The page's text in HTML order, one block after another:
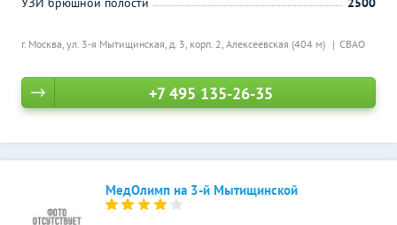
г. Москва, ул. 3-я Мытищинская, д. 3, корп. 2, Алексеевская (404 м) СВАО
+7 495 135-26-35
МедОлимп на 3-й Мытищинской